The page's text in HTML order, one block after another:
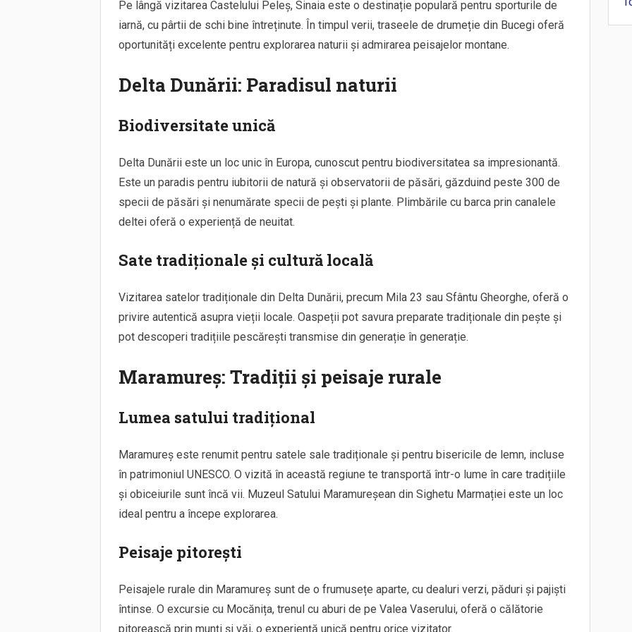
Pe lângă vizitarea Castelului Peleș, Sinaia este o destinație populară pentru sporturile de
iarnă, cu pârtii de schi bine întreținute. În timpul verii, traseele de drumeție din Bucegi oferă
oportunități excelente pentru explorarea naturii și admirarea peisajelor montane.
Delta Dunării: Paradisul naturii
Biodiversitate unică
Delta Dunării este un loc unic în Europa, cunoscut pentru biodiversitatea sa impresionantă.
Este un paradis pentru iubitorii de natură și observatorii de păsări, găzduind peste 300 de
specii de păsări și nenumărate specii de pești și plante. Plimbările cu barca prin canalele
deltei oferă o experiență de neuitat.
Sate tradiționale și cultură locală
Vizitarea satelor tradiționale din Delta Dunării, precum Mila 23 sau Sfântu Gheorghe, oferă o
privire autentică asupra vieții locale. Oaspeții pot savura preparate tradiționale din pește și
pot descoperi tradițiile pescărești transmise din generație în generație.
Maramureș: Tradiții și peisaje rurale
Lumea satului tradițional
Maramureș este renumit pentru satele sale tradiționale și pentru bisericile de lemn, incluse
în patrimoniul UNESCO. O vizită în această regiune te transportă într-o lume în care tradițiile
și obiceiurile sunt încă vii. Muzeul Satului Maramureșean din Sighetu Marmației este un loc
ideal pentru a începe explorarea.
Peisaje pitorești
Peisajele rurale din Maramureș sunt de o frumusețe aparte, cu dealuri verzi, păduri și pajiști
întinse. O excursie cu Mocănița, trenul cu aburi de pe Valea Vaserului, oferă o călătorie
pitorească prin munți și văi, o experiență unică pentru orice vizitator.